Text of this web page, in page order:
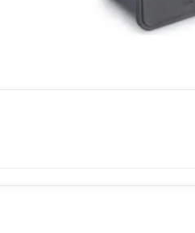
Böyütmək üçün klikləyin